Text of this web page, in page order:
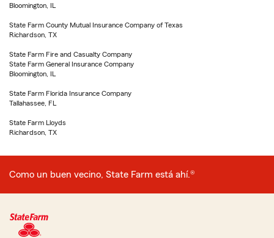
Bloomington, IL
State Farm County Mutual Insurance Company of Texas
Richardson, TX
State Farm Fire and Casualty Company
State Farm General Insurance Company
Bloomington, IL
State Farm Florida Insurance Company
Tallahassee, FL
State Farm Lloyds
Richardson, TX
Como un buen vecino, State Farm está ahí.®